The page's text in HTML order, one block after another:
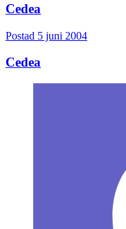
Cedea
Postad 5 juni 2004
Cedea